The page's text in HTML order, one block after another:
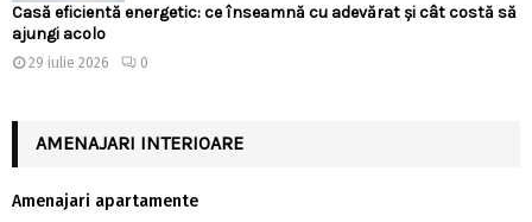
Casă eficientă energetic: ce înseamnă cu adevărat și cât costă să
ajungi acolo
29 iulie 2026 0
AMENAJARI INTERIOARE
Amenajari apartamente